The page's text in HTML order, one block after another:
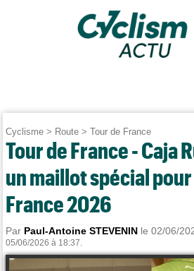
Cyclisme > Route >Tour de France
Tour de France - Caja
un maillot spécial pour
France 2026
Par Paul-Antoine STEVENIN le 02/06/
05/06/2026 à 18:37.